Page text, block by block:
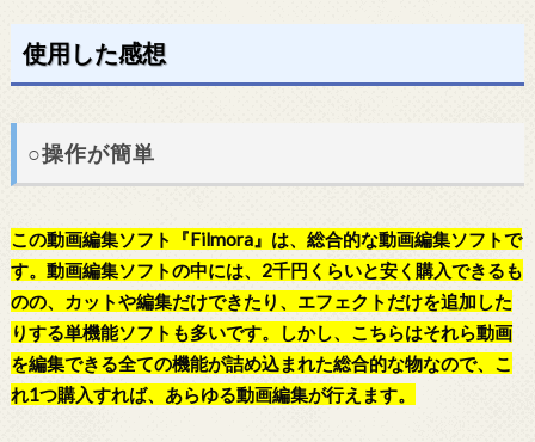
使用した感想
○操作が簡単
この動画編集ソフト『Filmora』は、総合的な動画編集ソフトで
す。動画編集ソフトの中には、2千円くらいと安く購入できるも
のの、カットや編集だけできたり、エフェクトだけを追加した
りする単機能ソフトも多いです。しかし、こちらはそれら動画
を編集できる全ての機能が詰め込まれた総合的な物なので、こ
れ1つ購入すれば、あらゆる動画編集が行えます。